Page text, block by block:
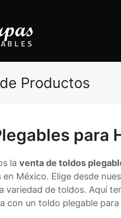
Productos
para
la venta de toldos
en México. Elige desde
variedad de toldos. Aquí
con un toldo plegable